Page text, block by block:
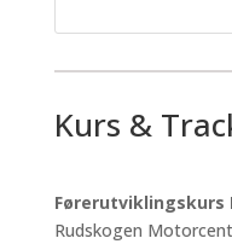
Kurs &
Førerutviklingskurs
Rudskogen